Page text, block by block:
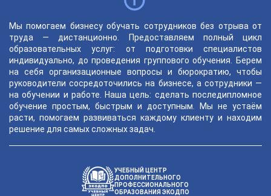
Мы помогаем бизнесу обучать сотрудников без отрыва от
труда — дистанционно. Предоставляем полный цикл
образовательных услуг: от подготовки специалистов
индивидуально, до проведения группового обучения. Берем
на себя организационные вопросы и бюрократию, чтобы
руководители сосредоточились на бизнесе, а сотрудники —
на обучении и работе. Наша цель: сделать последипломное
обучение простым, быстрым и доступным. Мы не устаём
расти, помогаем развиваться каждому клиенту и находим
решение для самых сложных задач.
УЧЕБНЫЙ ЦЕНТР
ДОПОЛНИТЕЛЬНОГО
ПРОФЕССИОНАЛЬНОГО
ОБРАЗОВАНИЯ ЭКОДПО
ChatApp
online
Мессенджеры
Свяжитесь с нами через любой удобный мессенджер!
Vkontakte EMail